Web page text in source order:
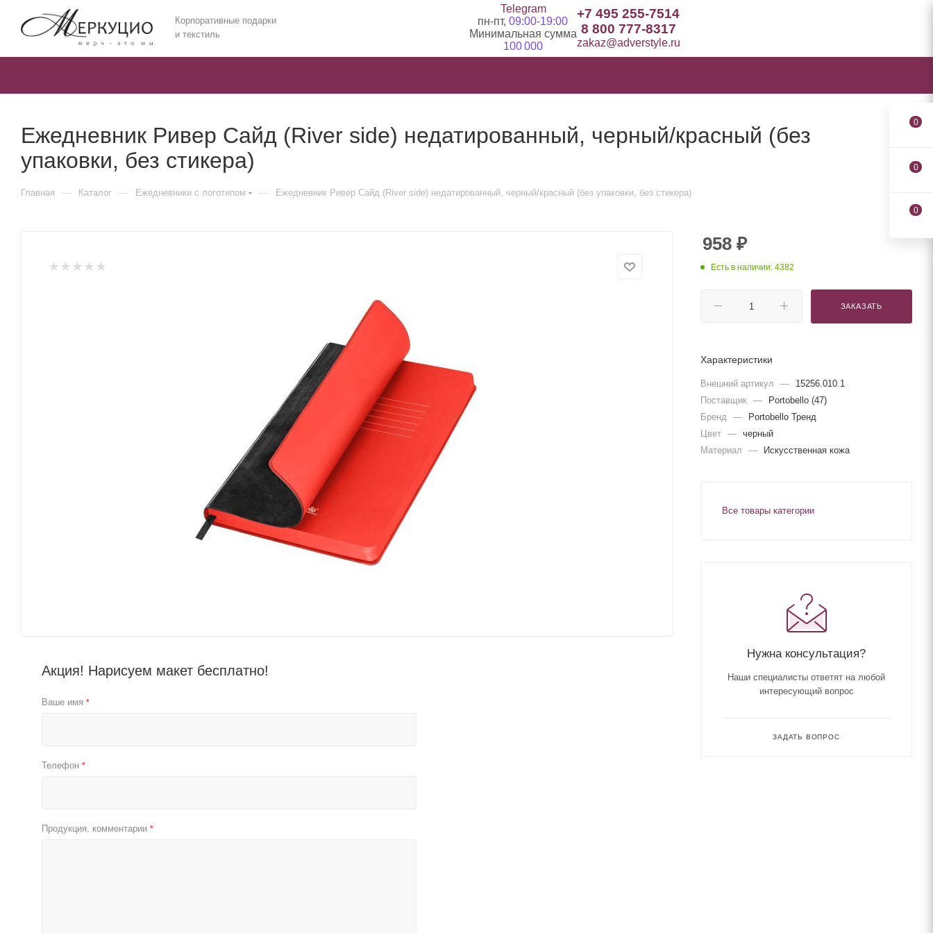
Корпоративные подарки
и текстиль
Telegram
пн-пт, 09:00-19:00
Минимальная сумма
100 000
+7 495 255-7514
8 800 777-8317
zakaz@adverstyle.ru
Ежедневник Ривер Сайд (River side) недатированный, черный/красный (без
упаковки, без стикера)
Главная — Каталог — Ежедневники c логотипом — Ежедневник Ривер Сайд (River side) недатированный, черный/красный (без упаковки, без стикера)
Акция! Нарисуем макет бесплатно!
Ваше имя *
Телефон *
Продукция, комментарии *
958 ₽
Есть в наличии: 4382
ЗАКАЗАТЬ
Характеристики
Внешний артикул —
15256.010.1
Поставщик —
Portobello (47)
Бренд
—
Portobello Тренд
Цвет — черный
Материал
— Искусственная кожа
Все товары категории
Нужна консультация?
Наши специалисты ответят на любой
интересующий вопрос
ЗАДАТЬ ВОПРОС
0
0
0